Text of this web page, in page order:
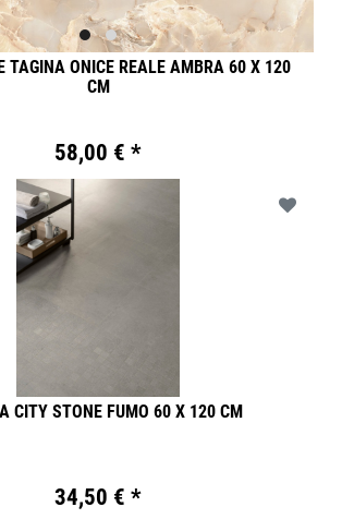
TAGINA ONICE REALE AMBRA 60 X 120
CM
58,00 € *
CITY STONE FUMO 60 X 120 CM
34,50 € *